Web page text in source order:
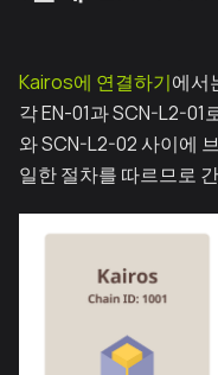
Kairos에 연결하기에서
각 EN-01과 SCN-L2-01
와 SCN-L2-02 사이에
일한 절차를 따르므로